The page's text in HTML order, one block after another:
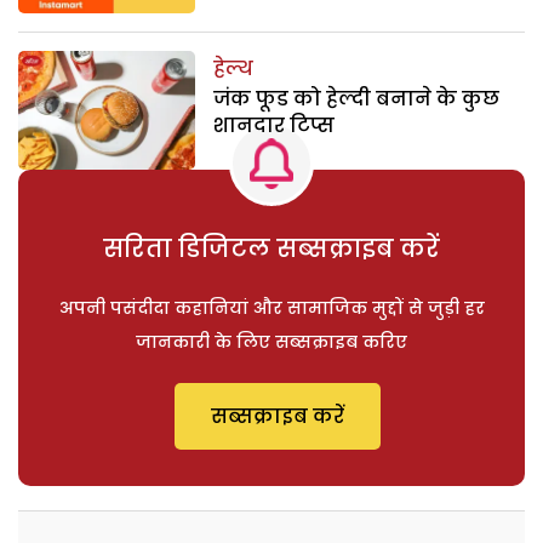
हेल्थ
जंक फूड को हेल्दी बनाने के कुछ
शानदार टिप्स
सरिता डिजिटल सब्सक्राइब करें
अपनी पसंदीदा कहानियां और सामाजिक मुद्दों से जुड़ी हर
जानकारी के लिए सब्सक्राइब करिए
सब्सक्राइब करें